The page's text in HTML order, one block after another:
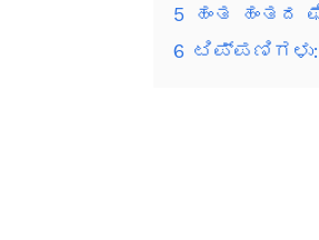
5
ಹಂತ ಹಂತದ
6 ಟಿಪ್ಪಣಿಗಳು: